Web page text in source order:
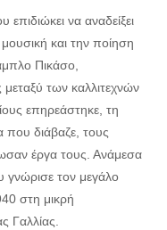
να αναδείξει
και την ποίηση
Πικάσο,
των καλλιτεχνών
επηρεάστηκε, τη
που διάβαζε, τους
έργα τους. Ανάμεσα
τον μεγάλο
στη μικρή
Γαλλίας.